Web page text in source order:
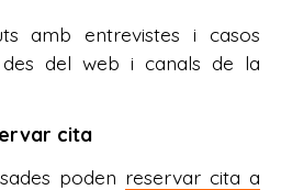
amb entrevistes i casos
des del web i canals de la
cita
poden reservar cita a